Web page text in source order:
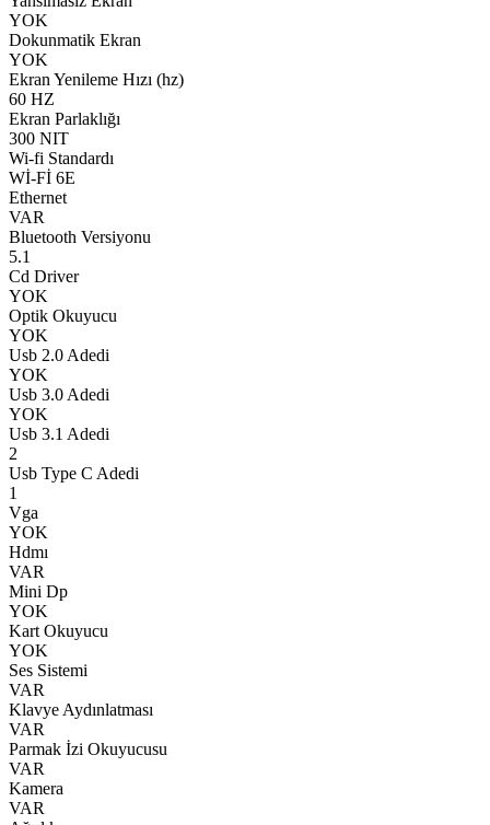
YOK
Dokunmatik Ekran
YOK
Ekran Yenileme Hızı (hz)
60 HZ
Ekran Parlaklığı
300 NIT
Wi-fi Standardı
Wİ-Fİ 6E
Ethernet
VAR
Bluetooth Versiyonu
5.1
Cd Driver
YOK
Optik Okuyucu
YOK
Usb 2.0 Adedi
YOK
Usb 3.0 Adedi
YOK
Usb 3.1 Adedi
2
Usb Type C Adedi
1
Vga
YOK
Hdmı
VAR
Mini Dp
YOK
Kart Okuyucu
YOK
Ses Sistemi
VAR
Klavye Aydınlatması
VAR
Parmak İzi Okuyucusu
VAR
Kamera
VAR